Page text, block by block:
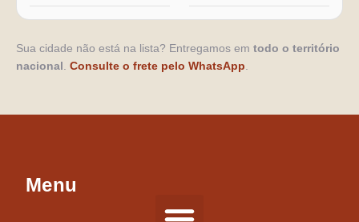
Sua cidade não está na lista? Entregamos em todo o território
nacional Consulte o frete pelo WhatsApp
Menu